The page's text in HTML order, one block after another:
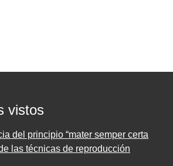
vistos
del principio “mater semper certa
las técnicas de reproducción